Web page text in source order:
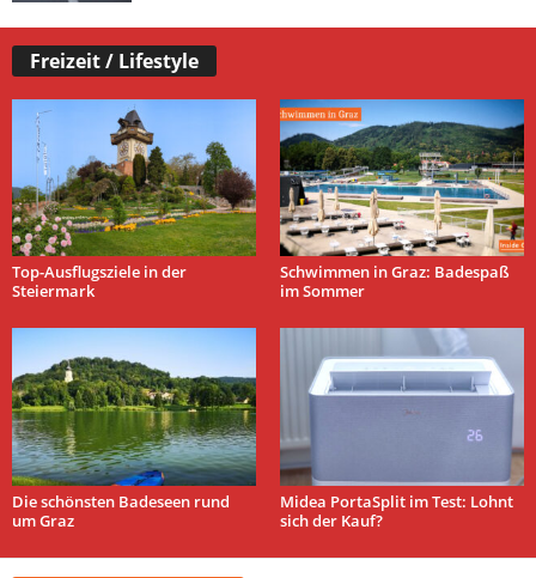
Freizeit / Lifestyle
Top-Ausflugsziele in der
Steiermark
Schwimmen in Graz: Badespaß
im Sommer
Die schönsten Badeseen rund
um Graz
Midea PortaSplit im Test: Lohnt
sich der Kauf?